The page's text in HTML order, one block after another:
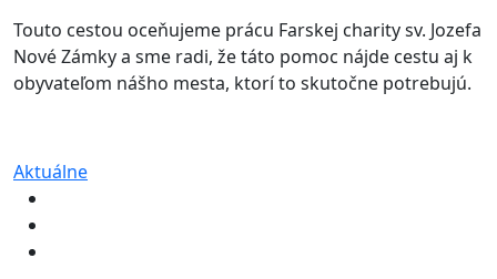
Touto cestou oceňujeme prácu Farskej charity sv. Jozefa
Nové Zámky a sme radi, že táto pomoc nájde cestu aj k
obyvateľom nášho mesta, ktorí to skutočne potrebujú.
Aktuálne